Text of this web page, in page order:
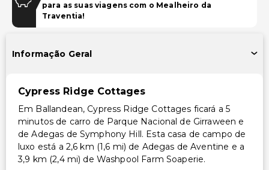
para as suas viagens com o Mealheiro da
Traventia!
Informação Geral
Cypress Ridge Cottages
Em Ballandean, Cypress Ridge Cottages ficará a 5
minutos de carro de Parque Nacional de Girraween e
de Adegas de Symphony Hill. Esta casa de campo de
luxo está a 2,6 km (1,6 mi) de Adegas de Aventine e a
3,9 km (2,4 mi) de Washpool Farm Soaperie.